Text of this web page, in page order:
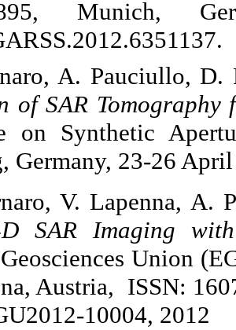
1895, Munich,
A. Pauciullo, D.
of SAR Tomography
on Synthetic
Germany, 23-26
V. Lapenna, A.
SAR Imaging
Union
Austria, ISSN:
10004, 2012